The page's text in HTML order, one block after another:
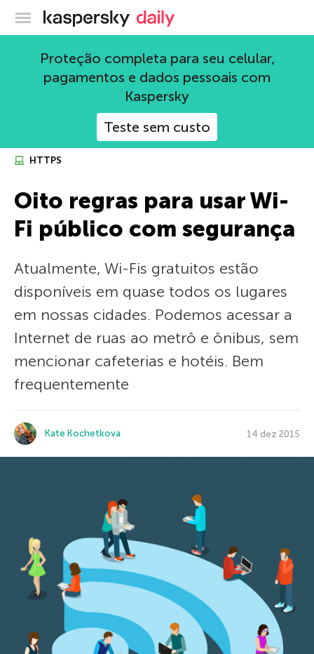
Blog oficial da Kaspersky
Proteção completa para seu celular,
pagamentos e dados pessoais com
Kaspersky
Teste sem custo
HTTPS
Oito regras para usar Wi-
Fi público com segurança
Atualmente, Wi-Fis gratuitos estão
disponíveis em quase todos os lugares
em nossas cidades. Podemos acessar a
Internet de ruas ao metrô e ônibus, sem
mencionar cafeterias e hotéis. Bem
frequentemente
Kate Kochetkova 14 dez 2015